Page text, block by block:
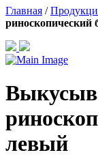
Главная /
риноскопический
левый